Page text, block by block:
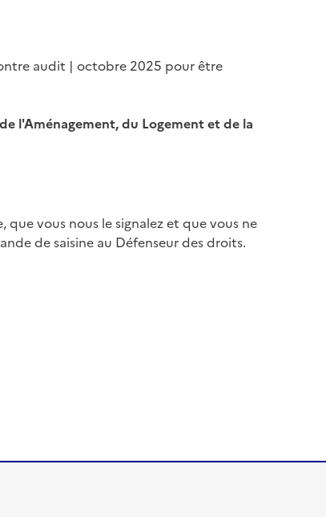
audit | octobre 2025 pour être
l'Aménagement, du Logement et de la
vous nous le signalez et que vous ne
de saisine au Défenseur des droits.